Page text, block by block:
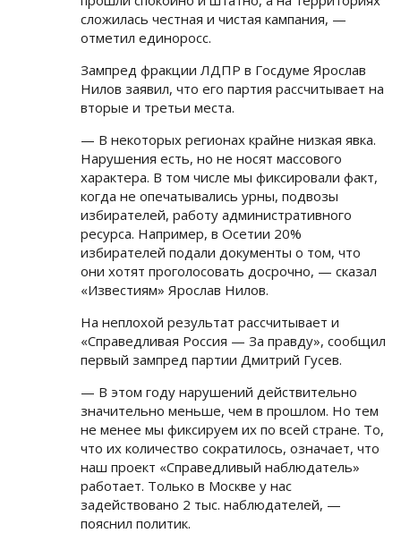
сложилась честная и чистая кампания, —
отметил единоросс.
Зампред фракции ЛДПР в Госдуме Ярослав
Нилов заявил, что его партия рассчитывает на
вторые и третьи места.
— В некоторых регионах крайне низкая явка.
Нарушения есть, но не носят массового
характера. В том числе мы фиксировали факт,
когда не опечатывались урны, подвозы
избирателей, работу административного
ресурса. Например, в Осетии 20%
избирателей подали документы о том, что
они хотят проголосовать досрочно, — сказал
«Известиям» Ярослав Нилов.
На неплохой результат рассчитывает и
«Справедливая Россия — За правду», сообщил
первый зампред партии Дмитрий Гусев.
— В этом году нарушений действительно
значительно меньше, чем в прошлом. Но тем
не менее мы фиксируем их по всей стране. То,
что их количество сократилось, означает, что
наш проект «Справедливый наблюдатель»
работает. Только в Москве у нас
задействовано 2 тыс. наблюдателей, —
пояснил политик.